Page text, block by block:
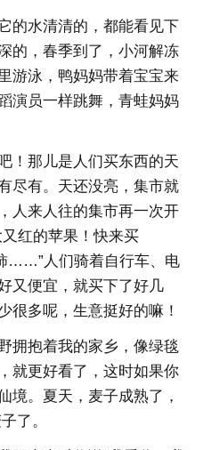
的水清清的，都能看见下
的，春季到了，小河解冻
游泳，鸭妈妈带着宝宝来
演员一样跳舞，青蛙妈妈
！那儿是人们买东西的天
尽有。天还没亮，集市就
人来人往的集市再一次开
红的苹果！快来买
……”人们骑着自行车、电
又便宜，就买下了好几
很多呢，生意挺好的嘛！
拥抱着我的家乡，像绿毯
就更好看了，这时如果你
境。夏天，麦子成熟了，
了。